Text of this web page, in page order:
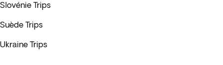
Slovénie Trips
Suède Trips
Ukraine Trips